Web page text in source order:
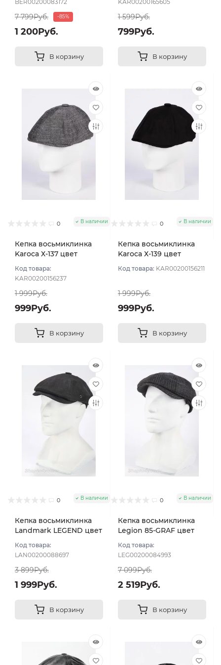
BER00200083172
7 799Руб. -85%
1 200Руб.
В корзину
KAR00200165605
1 599Руб.
799Руб.
В корзину
0 В наличии
Кепка восьмиклинка
Karoca Х-137 цвет
Код товара:
KAR00200156237
1 999Руб.
999Руб.
В корзину
0 В наличии
Кепка восьмиклинка
Karoca Х-139 цвет
Код товара: KAR00200156211
1 999Руб.
999Руб.
В корзину
0 В наличии
Кепка восьмиклинка
Landmark LEGEND цвет
Код товара:
LAN00200088697
3 899Руб.
1 999Руб.
В корзину
0 В наличии
Кепка восьмиклинка
Legion 85-GRAF цвет
Код товара:
LEG00200084993
7 099Руб.
2 519Руб.
В корзину